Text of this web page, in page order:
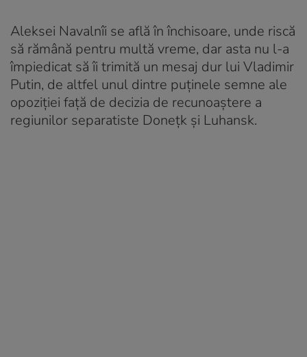
Aleksei Navalnîi se află în închisoare, unde riscă
să rămână pentru multă vreme, dar asta nu l-a
împiedicat să îi trimită un mesaj dur lui Vladimir
Putin, de altfel unul dintre puținele semne ale
opoziției față de decizia de recunoaștere a
regiunilor separatiste Donețk și Luhansk.